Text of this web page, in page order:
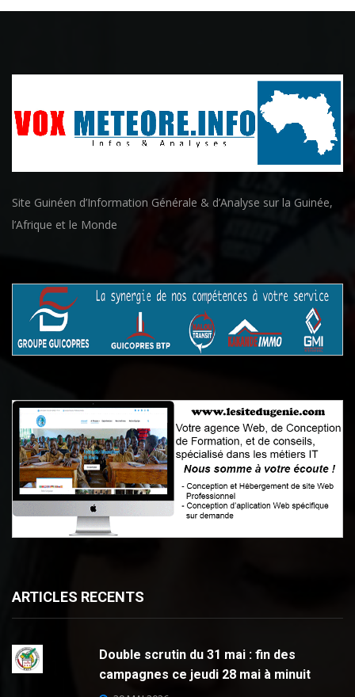
Site Guinéen d’Information Générale & d’Analyse sur la Guinée,
l’Afrique et le Monde
ARTICLES RECENTS
Double scrutin du 31 mai : fin des
campagnes ce jeudi 28 mai à minuit